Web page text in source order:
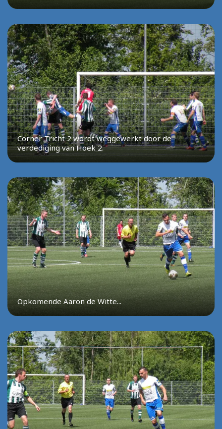
Corner Tricht 2 wordt weggewerkt door de
verdediging van Hoek 2.
Opkomende Aaron de Witte...